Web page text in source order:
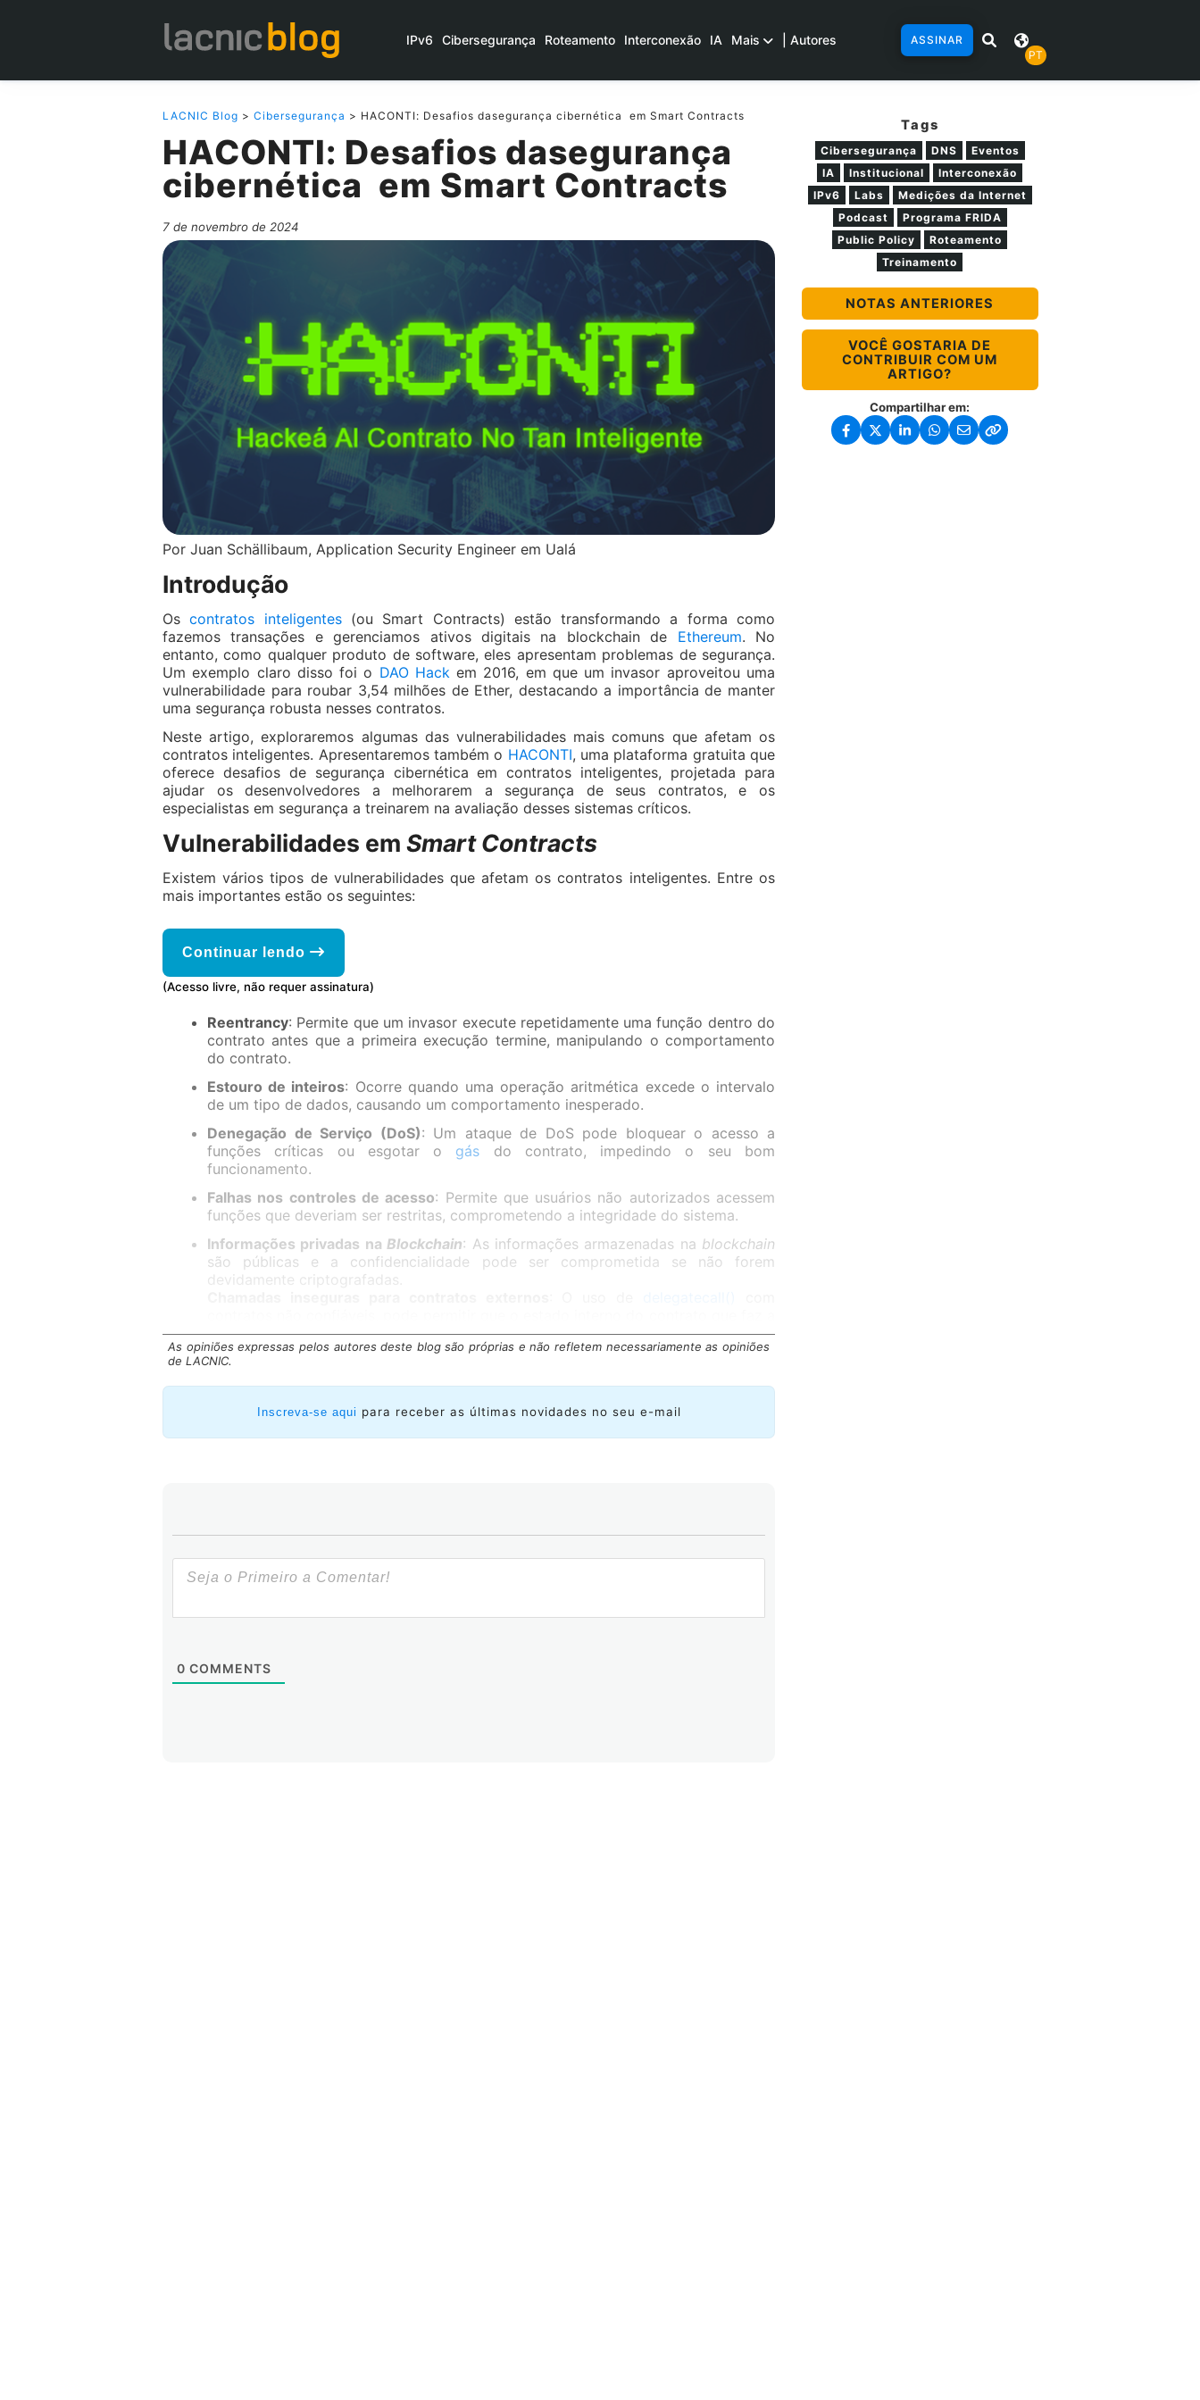
IPv6 Cibersegurança Roteamento Interconexão IA Mais | Autores
ASSINAR
PT
LACNIC Blog > Cibersegurança > HACONTI: Desafios dasegurança cibernética em Smart Contracts
HACONTI: Desafios dasegurança
cibernética em Smart Contracts
7 de novembro de 2024
Por Juan Schällibaum, Application Security Engineer em Ualá
Introdução
Oscontratos inteligentes(ou Smart Contracts) estão transformando a forma como
fazemos transações e gerenciamos ativos digitais na blockchain de Ethereum. No
entanto, como qualquer produto de software, eles apresentam problemas de segurança.
Um exemplo claro disso foi o DAO Hackem 2016, em que um invasor aproveitou uma
vulnerabilidade para roubar 3,54 milhões de Ether, destacando a importância de manter
uma segurança robusta nesses contratos.
Neste artigo, exploraremos algumas das vulnerabilidades mais comuns que afetam os
contratos inteligentes. Apresentaremos também o HACONTI, uma plataforma gratuita que
oferece desafios de segurança cibernética em contratos inteligentes, projetada para
ajudar os desenvolvedores a melhorarem a segurança de seus contratos, e os
especialistas em segurança a treinarem na avaliação desses sistemas críticos.
Vulnerabilidades em Smart Contracts
Existem vários tipos de vulnerabilidades que afetam os contratos inteligentes. Entre os
mais importantes estão os seguintes:
Continuar lendo
(Acesso livre, não requer assinatura)
Reentrancy: Permite que um invasor execute repetidamente uma função dentro do
contrato antes que a primeira execução termine, manipulando o comportamento
do contrato.
Estouro de inteiros: Ocorre quando uma operação aritmética excede o intervalo
de um tipo de dados, causando um comportamento inesperado.
Denegação de Serviço (DoS): Um ataque de DoS pode bloquear o acesso a
funções críticas ou esgotar o gás do contrato, impedindo o seu bom
funcionamento.
Falhas nos controles de acesso: Permite que usuários não autorizados acessem
funções que deveriam ser restritas, comprometendo a integridade do sistema.
Informações privadas naBlockchain: As informações armazenadas na blockchain
são públicas e a confidencialidade pode ser comprometida se não forem
devidamente criptografadas.
chamada seja manipulado.
HACONTI – Desafios da segurança cibernética
cada um com uma dificuldade associada. Duas das características mais notáveis ​​de
HACONTI são a abundante informação contextual fornecida sobre as vulnerabilidades
As opiniões expressas pelos autores deste blog são próprias e não refletem necessariamente as opiniões
de LACNIC.
Inscreva-se aqui para receber as últimas novidades no seu e-mail
0 COMMENTS
Tags
Cibersegurança DNS
Eventos
IA
Institucional
Interconexão
IPv6
Labs
Medições da Internet
Podcast
Programa FRIDA
Public Policy
Roteamento
Treinamento
NOTAS ANTERIORES
VOCÊ GOSTARIA DE
CONTRIBUIR COM UM
ARTIGO?
Compartilhar em: